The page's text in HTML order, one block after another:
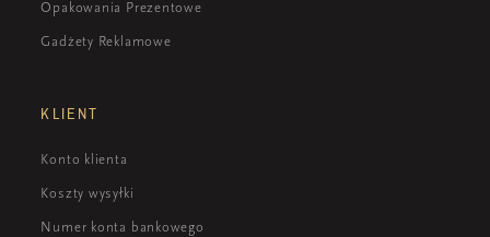
Opakowania Prezentowe
Gadżety Reklamowe
KLIENT
Konto klienta
Koszty wysyłki
Numer konta bankowego